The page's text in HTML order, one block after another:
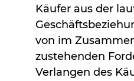
Käufer aus der
von im
zustehenden
Verlangen des